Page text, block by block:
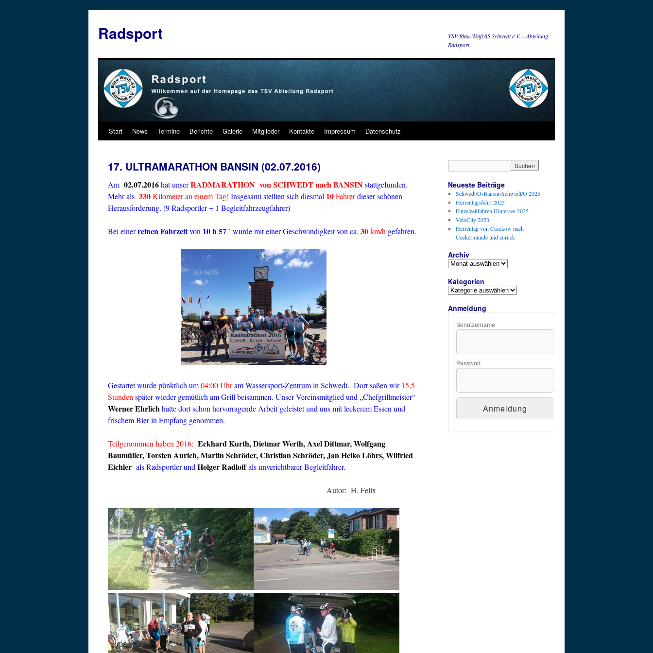
springen
Radsport
TSV Blau-Weiß 65 Schwedt e.V. – Abteilung
Radsport
Start News Termine Berichte Galerie Mitglieder Kontakte Impressum Datenschutz
17. ULTRAMARATHON BANSIN (02.07.2016)
Am 02.07.2016hat unserRADMARATHON von SCHWEDTnach BANSINstattgefunden.
Mehr als 330Kilometer an einem Tag! Insgesamt stellten sich diesmal 10Fahrerdieser schönen
Herausforderung. (9 Radsportler + 1 Begleitfahrzeugfahrer)
Bei einerreinen Fahrzeitvon 10 h 57` wurde mit einer Geschwindigkeit von ca. 30km/h gefahren.
Gestartet wurde pünktlich um04:00 UhramWassersport-Zentrumin Schwedt. Dort saßen wir 15,5
Stunden später wieder gemütlich am Grill beisammen. Unser Vereinsmitglied und „Chefgrillmeister“
Werner Ehrlichhatte dort schon hervorragende Arbeit geleistet und uns mit leckerem Essen und
frischem Bier in Empfang genommen.
Teilgenommen haben 2016: Eckhard Kurth, Dietmar Werth, Axel Dittmar, Wolfgang
Baumüller, Torsten Aurich, Martin Schröder, Christian Schröder, Jan Heiko Löhrs, Wilfried
Eichler als Radsportler und Holger Radloffals unverichtbarer Begleitfahrer.
Autor: H. Felix
Neueste Beiträge
Schwedt/O-Bansin-Schwedt/O 2025
Herrentagsfahrt 2025
Einzelzeitfahren Hintersee 2025
VeloCity 2023
Herrentag von Casekow nach
Ueckermünde und zurück
Archiv
Archiv
Kategorien
Kategorien
Anmeldung
Benutzername
Passwort